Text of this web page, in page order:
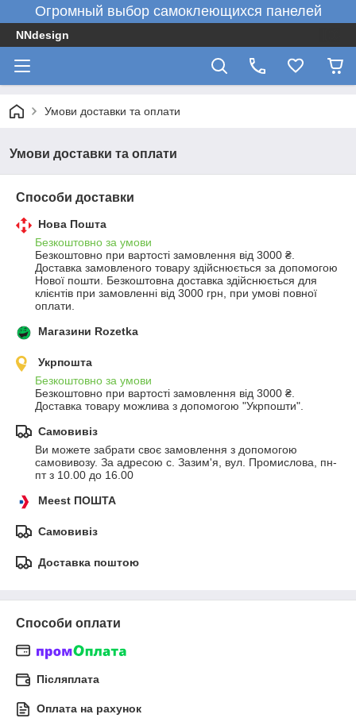
Огромный выбор самоклеющихся панелей
NNdesign
Умови доставки та оплати
Умови доставки та оплати
Способи доставки
Нова Пошта
Безкоштовно за умови
Безкоштовно при вартості замовлення від 3000 ₴.
Доставка замовленого товару здійснюється за допомогою
Нової пошти. Безкоштовна доставка здійснюється для
клієнтів при замовленні від 3000 грн, при умові повної
оплати.
Магазини Rozetka
Укрпошта
Безкоштовно за умови
Безкоштовно при вартості замовлення від 3000 ₴.
Доставка товару можлива з допомогою "Укрпошти".
Самовивіз
Ви можете забрати своє замовлення з допомогою
самовивозу. За адресою с. Зазим'я, вул. Промислова, пн-
пт з 10.00 до 16.00
Meest ПОШТА
Самовивіз
Доставка поштою
Способи оплати
Післяплата
Оплата на рахунок